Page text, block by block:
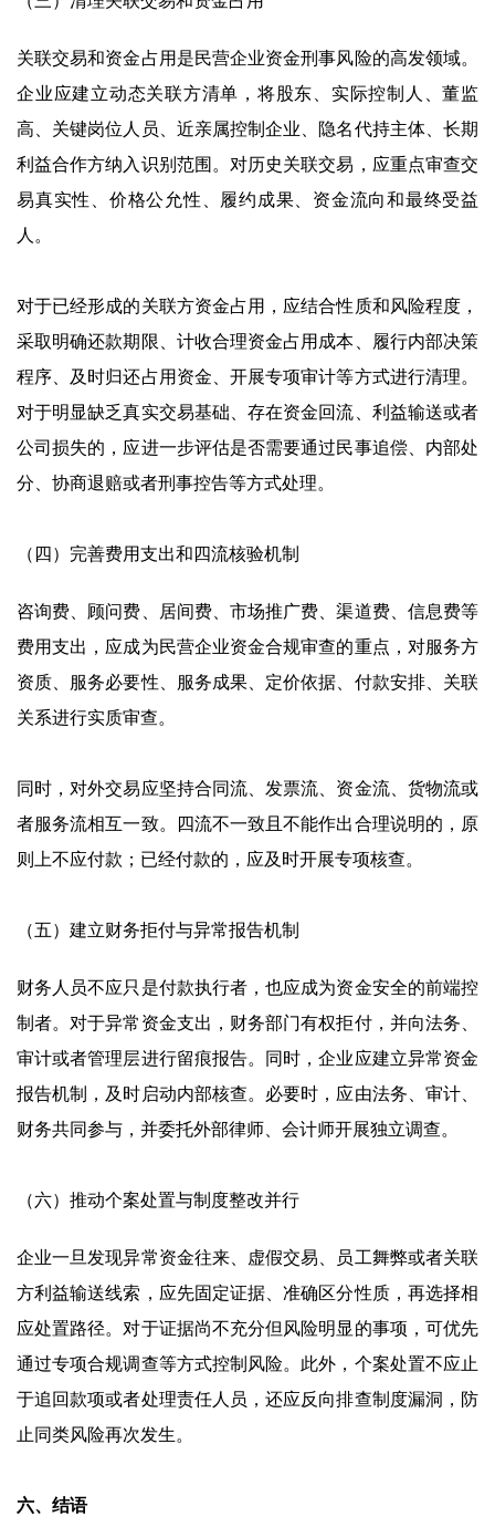
关联交易和资金占用是民营企业资金刑事风险的高发领域。
企业应建立动态关联方清单，将股东、实际控制人、董监
高、关键岗位人员、近亲属控制企业、隐名代持主体、长期
利益合作方纳入识别范围。对历史关联交易，应重点审查交
易真实性、价格公允性、履约成果、资金流向和最终受益
人。
对于已经形成的关联方资金占用，应结合性质和风险程度，
采取明确还款期限、计收合理资金占用成本、履行内部决策
程序、及时归还占用资金、开展专项审计等方式进行清理。
对于明显缺乏真实交易基础、存在资金回流、利益输送或者
公司损失的，应进一步评估是否需要通过民事追偿、内部处
分、协商退赔或者刑事控告等方式处理。
（四）完善费用支出和四流核验机制
咨询费、顾问费、居间费、市场推广费、渠道费、信息费等
费用支出，应成为民营企业资金合规审查的重点，对服务方
资质、服务必要性、服务成果、定价依据、付款安排、关联
关系进行实质审查。
同时，对外交易应坚持合同流、发票流、资金流、货物流或
者服务流相互一致。四流不一致且不能作出合理说明的，原
则上不应付款；已经付款的，应及时开展专项核查。
（五）建立财务拒付与异常报告机制
财务人员不应只是付款执行者，也应成为资金安全的前端控
制者。对于异常资金支出，财务部门有权拒付，并向法务、
审计或者管理层进行留痕报告。同时，企业应建立异常资金
报告机制，及时启动内部核查。必要时，应由法务、审计、
财务共同参与，并委托外部律师、会计师开展独立调查。
（六）推动个案处置与制度整改并行
企业一旦发现异常资金往来、虚假交易、员工舞弊或者关联
方利益输送线索，应先固定证据、准确区分性质，再选择相
应处置路径。对于证据尚不充分但风险明显的事项，可优先
通过专项合规调查等方式控制风险。此外，个案处置不应止
于追回款项或者处理责任人员，还应反向排查制度漏洞，防
止同类风险再次发生。
六、结语